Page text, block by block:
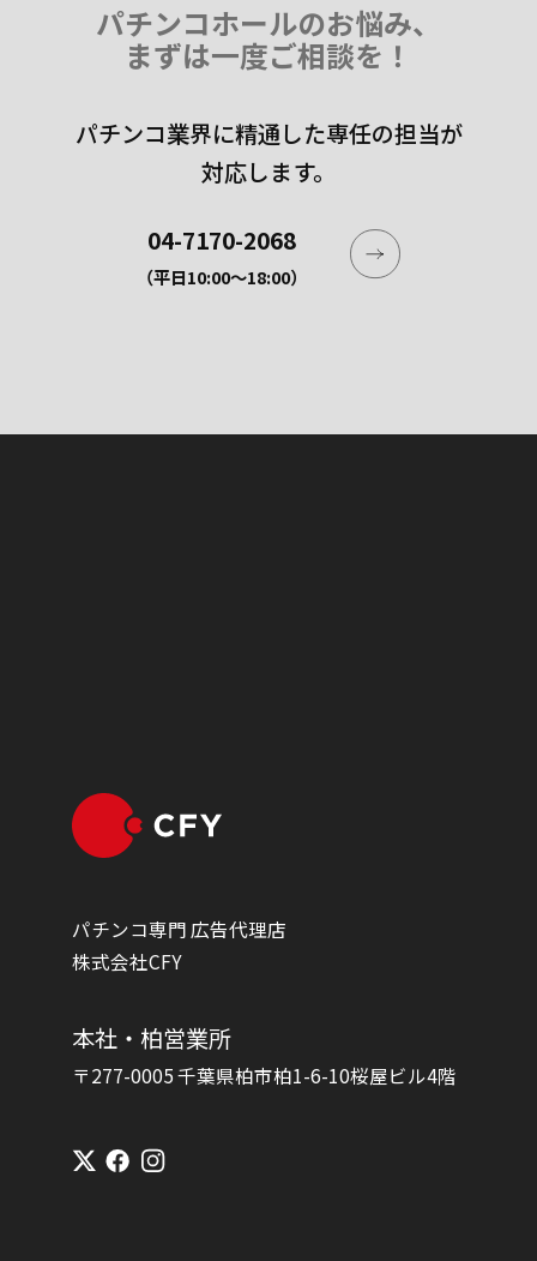
パチンコホールのお悩み、
まずは一度ご相談を！
パチンコ業界に精通した専任の担当が
対応します。
04-7170-2068
（平日10:00〜18:00）
パチンコ専門 広告代理店
株式会社CFY
本社・柏営業所
〒277-0005 千葉県柏市柏1-6-10桜屋ビル4階